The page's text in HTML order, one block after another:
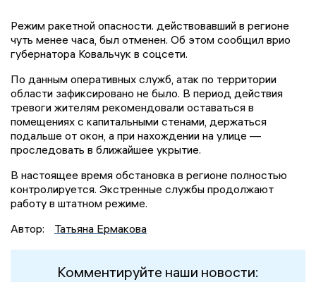
Режим ракетной опасности. действовавший в регионе
чуть менее часа, был отменен. Об этом сообщил врио
губернатора Ковальчук в соцсети.
По данным оперативных служб, атак по территории
области зафиксировано не было. В период действия
тревоги жителям рекомендовали оставаться в
помещениях с капитальными стенами, держаться
подальше от окон, а при нахождении на улице —
проследовать в ближайшее укрытие.
В настоящее время обстановка в регионе полностью
контролируется. Экстренные службы продолжают
работу в штатном режиме.
Автор:
Татьяна Ермакова
Комментируйте наши новости: